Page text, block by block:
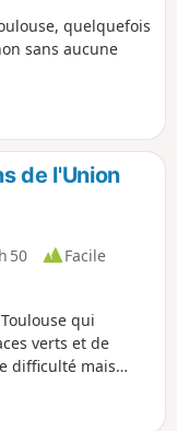
quelquefois
sans aucune
de l'Union
50
Facile
qui
verts et de
difficulté mais